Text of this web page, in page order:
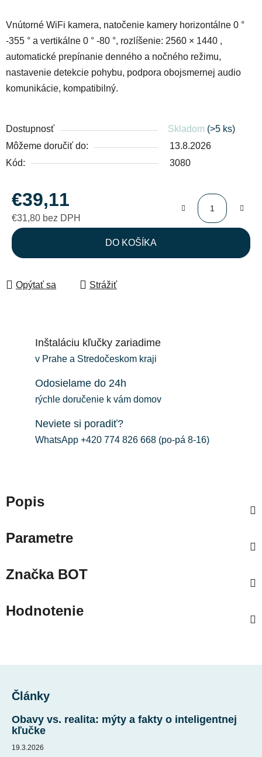
Vnútorné WiFi kamera, natočenie kamery horizontálne 0 °
-355 ° a vertikálne 0 ° -80 °, rozlíšenie: 2560 × 1440 ,
automatické prepínanie denného a nočného režimu,
nastavenie detekcie pohybu, podpora obojsmernej audio
komunikácie, kompatibilný.
Dostupnosť Skladom (>5 ks)
Môžeme doručiť do:
13.8.2026
Kód:
3080
€39,11
€31,80 bez DPH
Jednotková cena:
DO KOŠÍKA
Opýtať sa Strážiť
Inštaláciu kľučky zariadime
v Prahe a Stredočeskom kraji
Odosielame do 24h
rýchle doručenie k vám domov
Neviete si poradiť?
WhatsApp +420 774 826 668 (po-pá 8-16)
Popis
Parametre
ZnačkaBOT
Hodnotenie
Články
Obavy vs. realita: mýty a fakty o inteligentnej
kľučke
19.3.2026